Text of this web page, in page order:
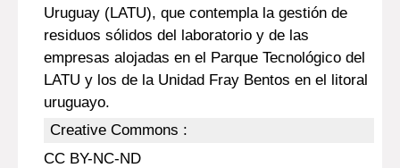
Uruguay (LATU), que contempla la gestión de
residuos sólidos del laboratorio y de las
empresas alojadas en el Parque Tecnológico del
LATU y los de la Unidad Fray Bentos en el litoral
uruguayo.
Creative Commons :
CC BY-NC-ND